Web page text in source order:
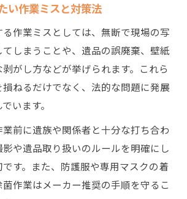
い作業ミスと対策法
作業ミスとしては、無断で現場の写
しまうことや、遺品の誤廃棄、壁紙
がし方などが挙げられます。これら
ねるだけでなく、法的な問題に発展
います。
前に遺族や関係者と十分な打ち合わ
や遺品取り扱いのルールを明確にし
す。また、防護服や専用マスクの着
作業はメーカー推奨の手順を守るこ